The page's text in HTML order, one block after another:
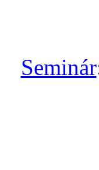
Seminár